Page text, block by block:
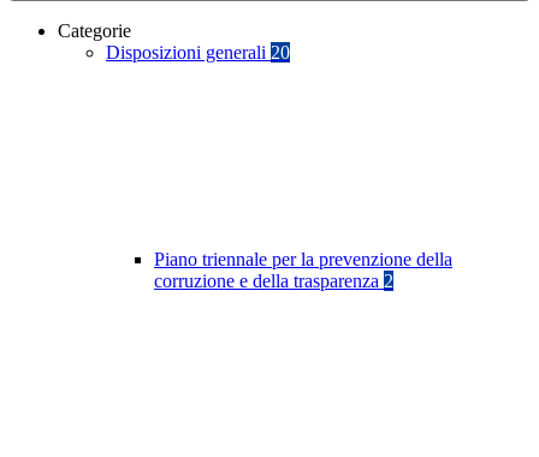
Categorie
Disposizioni generali 20
Piano triennale per la prevenzione della
corruzione e della trasparenza 2